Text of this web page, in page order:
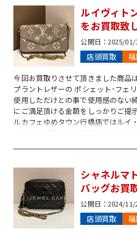
スタッフ一同心より又のご来店お待
ルイヴィト
をお買取致
公開日： 2025/01/
店頭買取
今回お買取りさせて頂きました商品
プラントレザーの ポシェット･フェ
使用しただけとの事で使用感のない
にご満足頂ける金額をしっかりご提
ルカフェゆめタウン行橋店ではルイ
など)のお買取強化中です! レアな
ます。 この機会に是非、ゆめタウ
店も大歓迎です。 スタッフ一同ご来
シャネルマ
バッグお買
公開日： 2024/11/
店頭買取